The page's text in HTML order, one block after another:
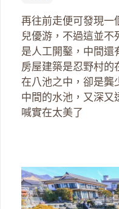
再往前走便可發現一
兒優游，不過這並不
是人工開鑿，中間還
房屋建築是忍野村的
在八池之中，卻是龔
中間的水池，又深又
喊實在太美了